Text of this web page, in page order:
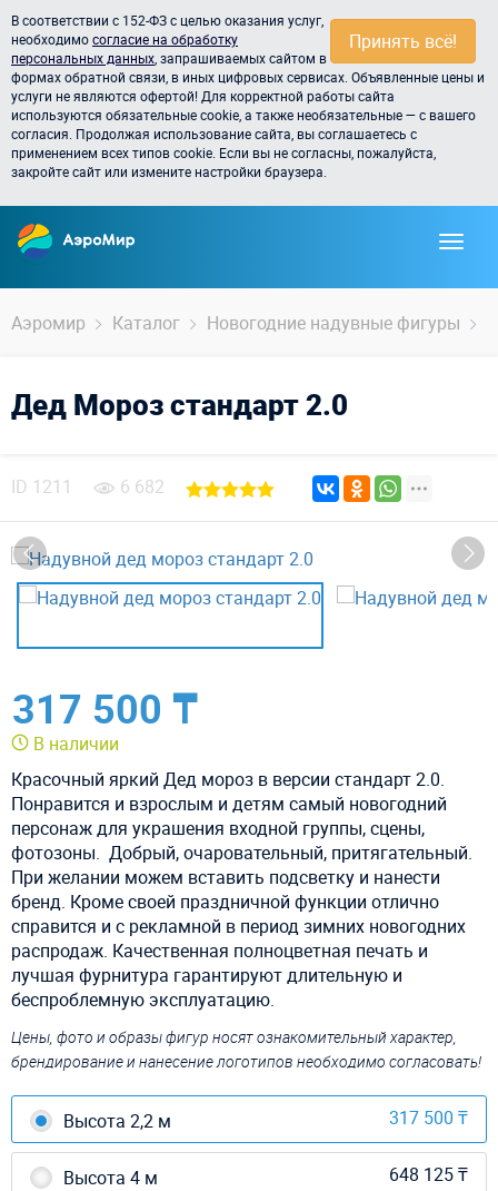
Принять всё!
В соответствии с 152-ФЗ с целью оказания услуг,
необходимосогласие на обработку
персональных данных , запрашиваемых сайтом в
формах обратной связи, в иных цифровых сервисах. Объявленные цены и
услуги не являются офертой! Для корректной работы сайта
используются обязательные cookie, а также необязательные — с вашего
согласия. Продолжая использование сайта, вы соглашаетесь с
применением всех типов cookie. Если вы не согласны, пожалуйста,
закройте сайт или измените настройки браузера.
Аэромир Каталог Новогодние надувные фигуры
Дед Мороз стандарт 2.0
ID 1211 6 682
317 500 ₸
В наличии
Красочный яркий Дед мороз в версии стандарт 2.0.
Понравится и взрослым и детям самый новогодний
персонаж для украшения входной группы, сцены,
фотозоны. Добрый, очаровательный, притягательный.
При желании можем вставить подсветку и нанести
бренд. Кроме своей праздничной функции отлично
справится и с рекламной в период зимних новогодних
распродаж. Качественная полноцветная печать и
лучшая фурнитура гарантируют длительную и
беспроблемную эксплуатацию.
Цены, фото и образы фигур носят ознакомительный характер,
брендирование и нанесение логотипов необходимо согласовать!
Высота 2,2 м 317 500 ₸
Высота 4 м 648 125 ₸